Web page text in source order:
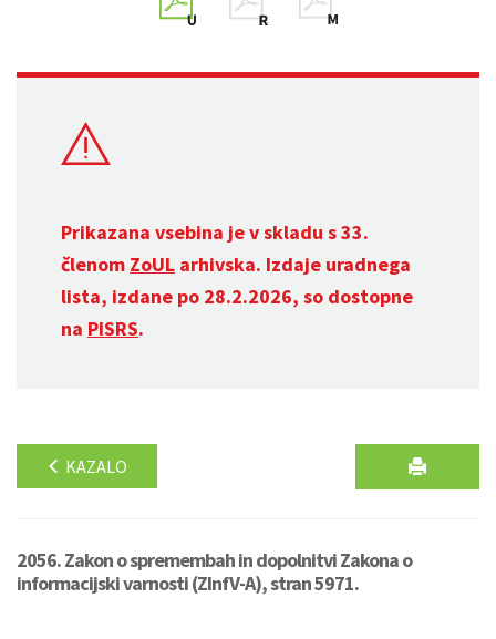
Prikazana vsebina je v skladu s 33.
členom ZoUL arhivska. Izdaje uradnega
lista, izdane po 28.2.2026, so dostopne
na PISRS.
KAZALO
2056. Zakon o spremembah in dopolnitvi Zakona o
informacijski varnosti (ZInfV-A), stran 5971.